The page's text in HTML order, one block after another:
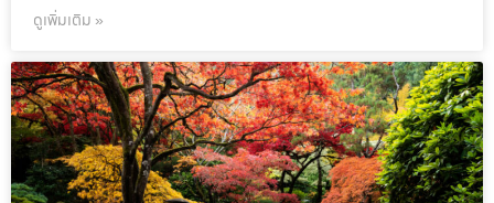
ดูเพิ่มเติม »